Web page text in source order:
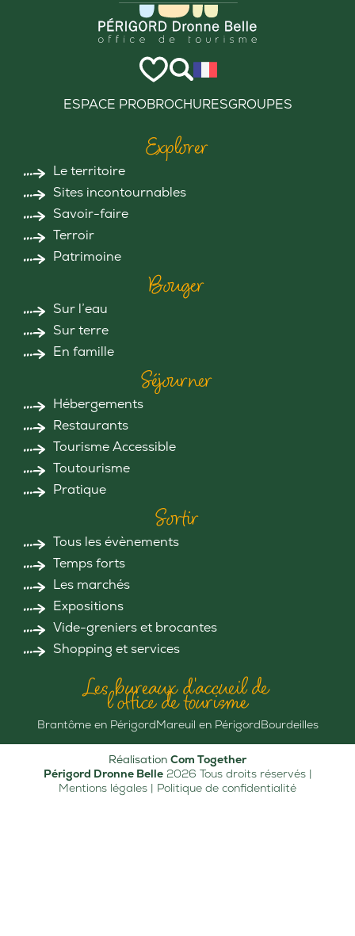
ESPACE PROBROCHURESGROUPES
Explorer
Le territoire
Sites incontournables
Savoir-faire
Terroir
Patrimoine
Bouger
Sur l’eau
Sur terre
En famille
Séjourner
Hébergements
Restaurants
Tourisme Accessible
Toutourisme
Pratique
Sortir
Tous les évènements
Temps forts
Les marchés
Expositions
Vide-greniers et brocantes
Shopping et services
Les bureaux d'accueil de
l'office de tourisme
Brantôme en PérigordMareuil en PérigordBourdeilles
Réalisation Com Together
Périgord Dronne Belle2026 Tous droits réservés |
Mentions légales | Politique de confidentialité